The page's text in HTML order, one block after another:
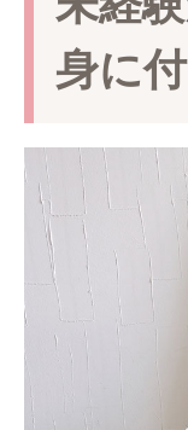
身に